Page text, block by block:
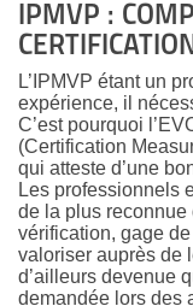
IPMVP :
L’IPMVP étant un
expérience, il
C’est pourquoi
(Certification
qui atteste d’une
Les professionnels
de la plus reconnue
vérification, gage
valoriser auprès de
d’ailleurs devenue
demandée lors des